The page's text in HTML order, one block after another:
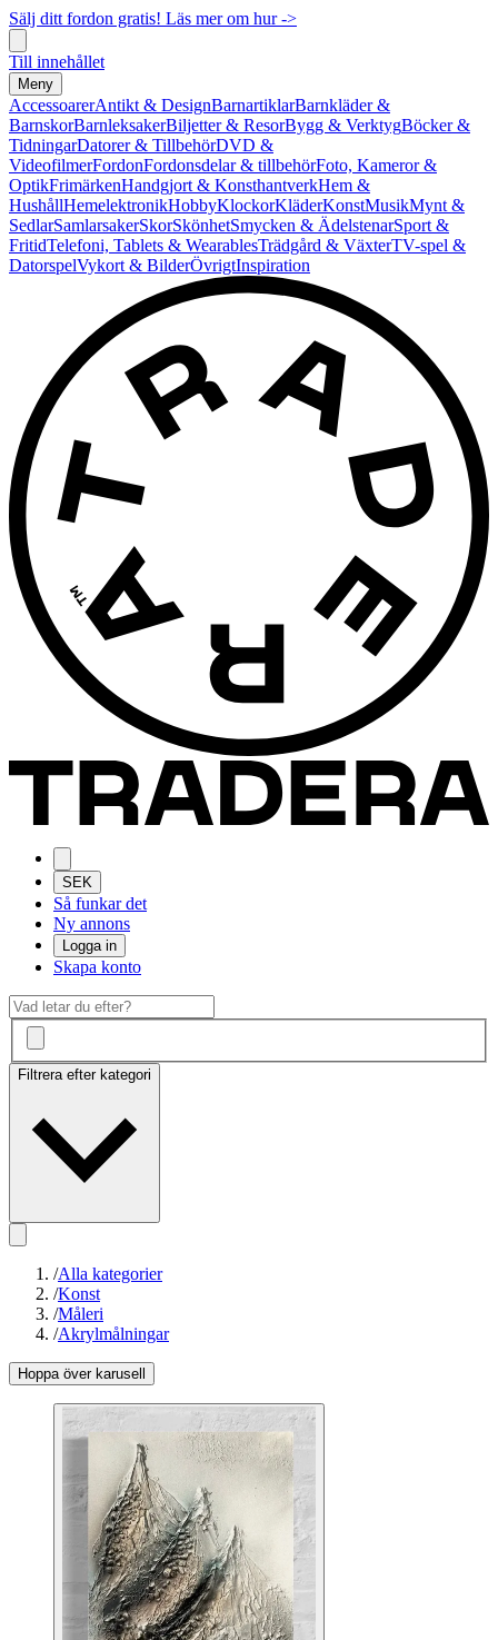
Sälj ditt fordon gratis! Läs mer om hur ->
Till innehållet
Meny
AccessoarerAntikt & DesignBarnartiklarBarnkläder &
BarnskorBarnleksakerBiljetter & ResorBygg & VerktygBöcker &
TidningarDatorer & TillbehörDVD &
VideofilmerFordonFordonsdelar & tillbehörFoto, Kameror &
OptikFrimärkenHandgjort & KonsthantverkHem &
HushållHemelektronikHobbyKlockorKläderKonstMusikMynt &
SedlarSamlarsakerSkorSkönhetSmycken & ÄdelstenarSport &
FritidTelefoni, Tablets & WearablesTrädgård & VäxterTV-spel &
DatorspelVykort & BilderÖvrigtInspiration
SEK
Så funkar det
Ny annons
Logga in
Skapa konto
Filtrera efter kategori
/Alla kategorier
/Konst
/Måleri
/Akrylmålningar
Hoppa över karusell